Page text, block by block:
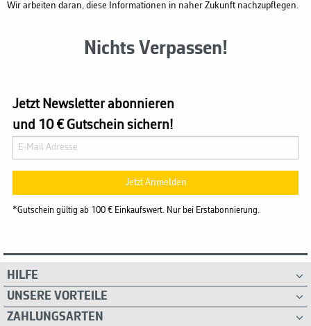
Wir arbeiten daran, diese Informationen in naher Zukunft nachzupflegen.
Nichts Verpassen!
Jetzt Newsletter abonnieren
und 10 € Gutschein sichern!
Jetzt Anmelden
*Gutschein gültig ab 100 € Einkaufswert. Nur bei Erstabonnierung.
HILFE
UNSERE VORTEILE
ZAHLUNGSARTEN